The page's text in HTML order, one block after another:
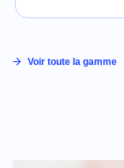
Voir toute la gamme